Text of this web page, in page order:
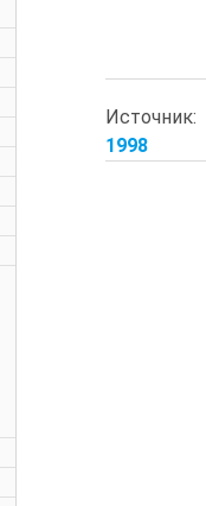
Источник:
1998